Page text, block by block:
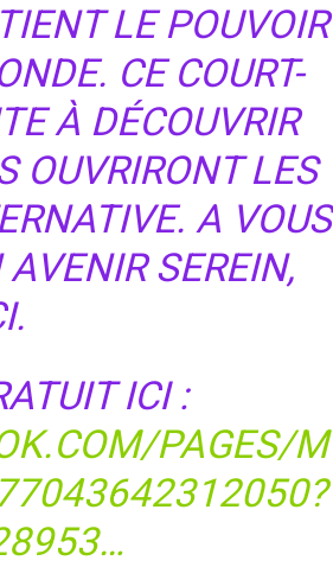
LE POUVOIR
CE COURT-
À DÉCOUVRIR
OUVRIRONT LES
A VOUS
SEREIN,
ICI :
PAGES/M